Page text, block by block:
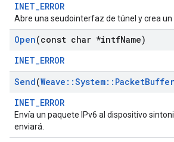
INET_ERROR
Abre una seudointerfaz de túnel y crea un
Open(const char *intfName)
INET_ERROR
Send(Weave ::System:: PacketBuffer
INET_ERROR
Envía un paquete IPv6 al dispositivo
enviará.